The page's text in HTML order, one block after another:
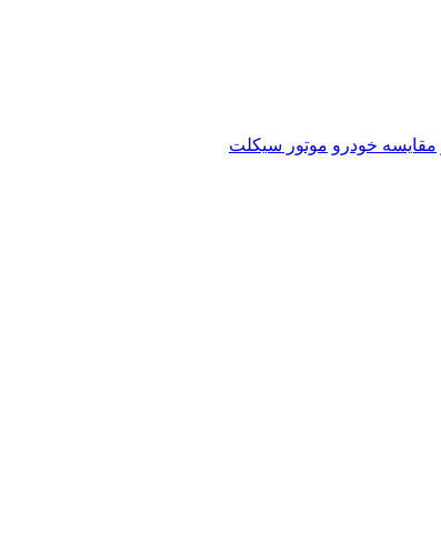
مقایسه خودرو موتور سیکلت